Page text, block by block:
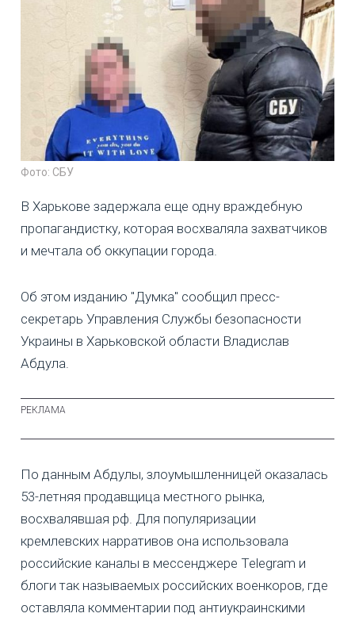
Фото: СБУ
В Харькове задержала еще одну враждебную
пропагандистку, которая восхваляла захватчиков
и мечтала об оккупации города.
Об этом изданию "Думка" сообщил пресс-
секретарь Управления Службы безопасности
Украины в Харьковской области Владислав
Абдула.
По данным Абдулы, злоумышленницей оказалась
53-летняя продавщица местного рынка,
восхвалявшая рф. Для популяризации
кремлевских нарративов она использовала
российские каналы в мессенджере Telegram и
блоги так называемых российских военкоров, где
оставляла комментарии под антиукраинскими